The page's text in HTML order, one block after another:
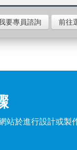
要專員諮詢 前往
站於進行設計或製